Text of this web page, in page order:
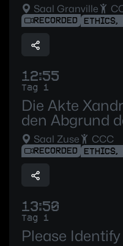
Saal Granville
RECORDED
12:55
Tag 1
Die Akte
den Abgrund
Saal Zuse CCC
RECORDED
13:50
Tag 1
Please Identify